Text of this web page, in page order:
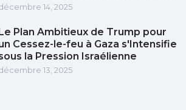
14, 2025
Le Plan Ambitieux de Trump pour
Cessez-le-feu à Gaza s'Intensifie
la Pression Israélienne
13, 2025